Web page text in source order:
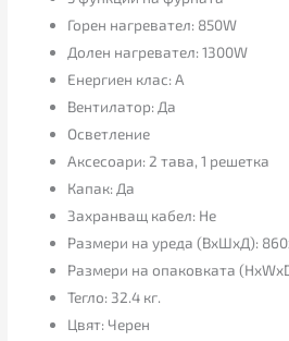
Горен нагревател: 850W
Долен нагревател: 1300W
Енергиен клас: А
Вентилатор: Да
Осветление
Аксесоари: 2 тава, 1 решетка
Капак: Да
Захранващ кабел: Не
Размери на уреда (ВxШxД):
Размери на опаковката
Тегло: 32.4 кг.
Цвят: Черен